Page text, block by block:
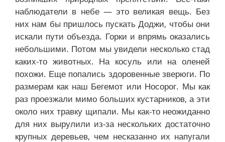
наблюдатели в небе — это великая вещь. Без
них нам бы пришлось пускать Доджи, чтобы они
искали пути объезда. Горки и впрямь оказались
небольшими. Потом мы увидели несколько стад
каких-то животных. На косуль или на оленей
похожи. Еще попались здоровенные зверюги. По
размерам как наш Бегемот или Носорог. Мы как
раз проезжали мимо больших кустарников, а эти
около них травку щипали. Мы как-то неожиданно
для них вырулили из-за нескольких достаточно
крупных деревьев, чем несказанно их напугали